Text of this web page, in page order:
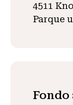
4511
Parque
Fondo